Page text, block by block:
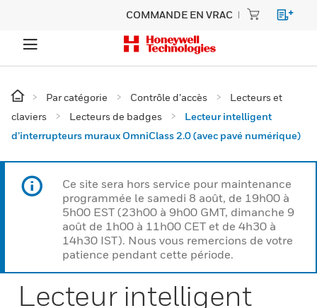
COMMANDE EN VRAC
Par catégorie Contrôle d’accès
Lecteurs et
claviers
Lecteurs de badges
Lecteur intelligent
d’interrupteurs muraux OmniClass 2.0 (avec pavé numérique)
Ce site sera hors service pour maintenance
programmée le samedi 8 août, de 19h00 à
5h00 EST (23h00 à 9h00 GMT, dimanche 9
août de 1h00 à 11h00 CET et de 4h30 à
14h30 IST). Nous vous remercions de votre
patience pendant cette période.
Lecteur intelligent